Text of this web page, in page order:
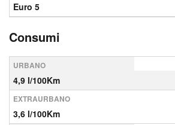
Euro 5
Consumi
URBANO
4,9 l/100Km
EXTRAURBANO
3,6 l/100Km